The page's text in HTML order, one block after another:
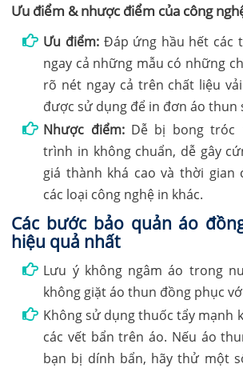
Ưu điểm & nhược điểm của công
Ưu điểm:Đáp ứng hầu hết các
ngay cả những mẫu có những
rõ nét ngay cả trên chất liệu
được sử dụng để in đơn áo thun
Nhược điểm:Dễ bị bong tróc
trình in không chuẩn, dễ gây
giá thành khá cao và thời gian
các loại công nghệ in khác.
Các bước bảo quản áo
hiệu quả nhất
Lưu ý không ngâm áo trong
không giặt áo thun đồng phục
Không sử dụng thuốc tẩy mạnh
các vết bẩn trên áo. Nếu áo
bạn bị dính bẩn, hãy thử một